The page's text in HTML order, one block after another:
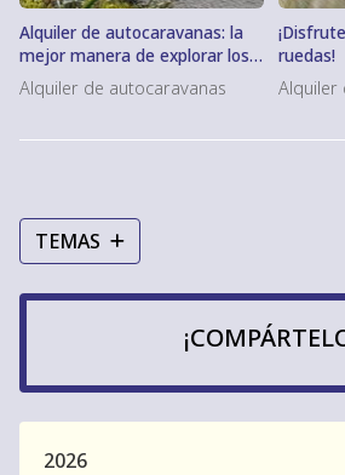
TEMAS
Alquiler de autocaravanas: la
mejor manera de explorar los
paisajes únicos de Galicia
Alquiler de autocaravanas
ruedas!
Alquiler
2026